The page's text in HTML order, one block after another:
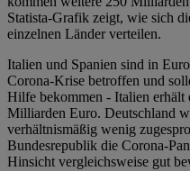
Statista-Grafik zeigt, wie sich
einzelnen Länder verteilen.
Italien und Spanien sind in
Corona-Krise betroffen und
Hilfe bekommen - Italien
Milliarden Euro. Deutschland
verhältnismäßig wenig
Bundesrepublik die Corona-
Hinsicht vergleichsweise gut